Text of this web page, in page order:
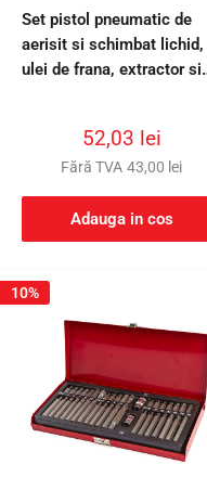
Set pistol pneumatic de
aerisit si schimbat lichid,
ulei de frana, extractor si
Preț
redus
52,03 lei
Fără TVA 43,00 lei
Adauga in cos
10%